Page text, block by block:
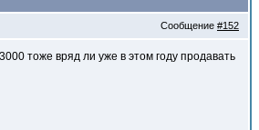
Сообщение #152
тоже вряд ли уже в этом году продавать